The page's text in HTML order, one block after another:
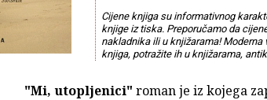
Cijene knjiga su informativnog
knjige iz tiska. Preporučamo da
nakladnika ili u knjižarama! Moderna
knjiga, potražite ih u knjižarama,
"Mi, utopljenici" roman je iz kojega